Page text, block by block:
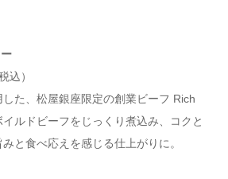
込）
た、松屋銀座限定の創業ビーフ Rich
ルドビーフをじっくり煮込み、コクと
と食べ応えを感じる仕上がりに。